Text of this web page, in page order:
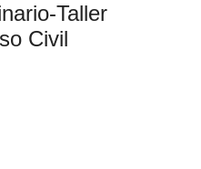
Taller
Civil